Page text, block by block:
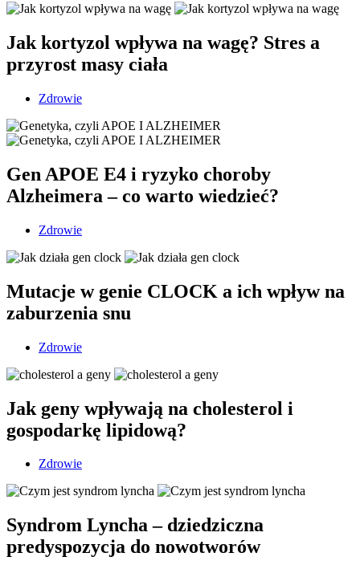
Jak kortyzol wpływa na wagę? Stres a
przyrost masy ciała
Zdrowie
Gen APOE E4 i ryzyko choroby
Alzheimera – co warto wiedzieć?
Zdrowie
Mutacje w genie CLOCK a ich wpływ na
zaburzenia snu
Zdrowie
Jak geny wpływają na cholesterol i
gospodarkę lipidową?
Zdrowie
Syndrom Lyncha – dziedziczna
predyspozycja do nowotworów